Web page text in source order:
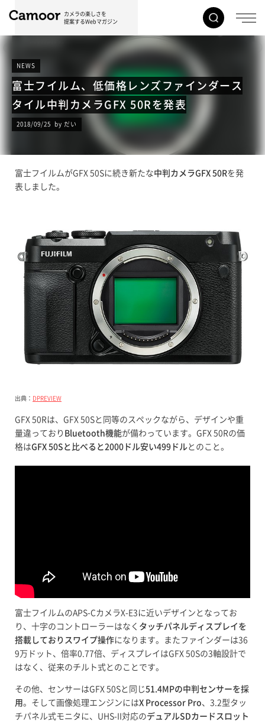
カメラの楽しさを
提案するWebマガジン
NEWS
富士フイルム、低価格レンズファインダース
タイル中判カメラGFX 50Rを発表
2018/09/25 by だい
富士フイルムがGFX 50Sに続き新たな中判カメラGFX 50Rを発
表しました。
出典： DPREVIEW
GFX 50Rは、GFX 50Sと同等のスペックながら、デザインや重
量違っており Bluetooth機能が備わっています。GFX 50Rの価
格はGFX 50Sと比べると2000ドル安い499ドルとのこと。
富士フイルムのAPS-CカメラX-E3に近いデザインとなってお
り、十字のコントローラーはなく タッチパネルディスプレイを
搭載しておりスワイプ操作になります。またファインダーは36
9万ドット、倍率0.77倍、ディスプレイはGFX 50Sの3軸設計で
はなく、従来のチルト式とのことです。
その他、センサーはGFX 50Sと同じ 51.4MPの中判センサーを採
用。そして画像処理エンジンにはX Processor Pro、3.2型タッ
チパネル式モニタに、UHS-II対応のデュアルSDカードスロット